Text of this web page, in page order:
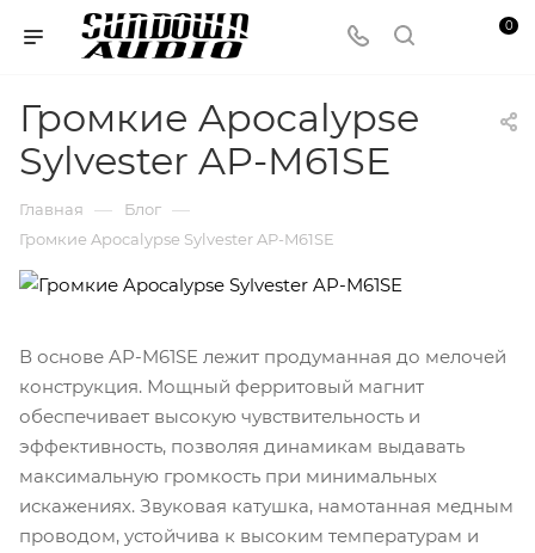
0
Громкие Apocalypse
Sylvester AP-M61SE
Главная — Блог —
Громкие Apocalypse Sylvester AP-M61SE
В основе AP-M61SE лежит продуманная до мелочей
конструкция. Мощный ферритовый магнит
обеспечивает высокую чувствительность и
эффективность, позволяя динамикам выдавать
максимальную громкость при минимальных
искажениях. Звуковая катушка, намотанная медным
проводом, устойчива к высоким температурам и